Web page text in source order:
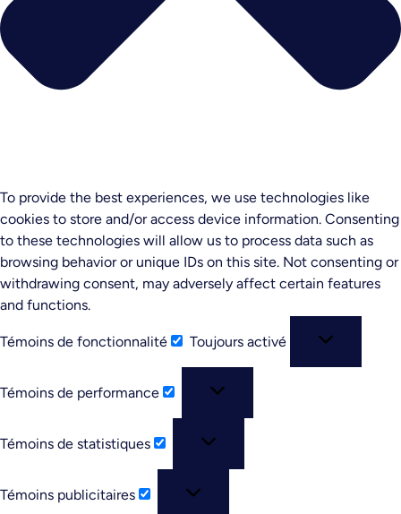
To provide the best experiences, we use technologies like
cookies to store and/or access device information. Consenting
to these technologies will allow us to process data such as
browsing behavior or unique IDs on this site. Not consenting or
withdrawing consent, may adversely affect certain features
and functions.
Témoins de fonctionnalité Toujours activé
Témoins de performance
Témoins de statistiques
Témoins publicitaires